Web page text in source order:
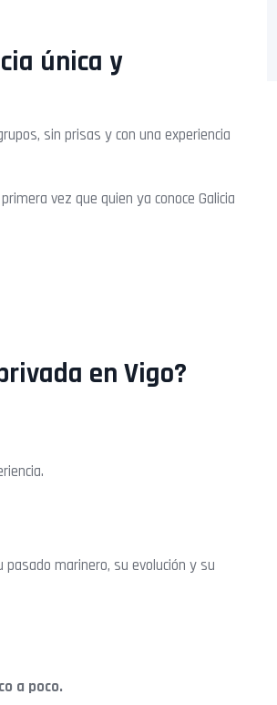
única y
sin prisas y con una experiencia
vez que quien ya conoce Galicia
en Vigo?
marinero, su evolución y su
a poco.